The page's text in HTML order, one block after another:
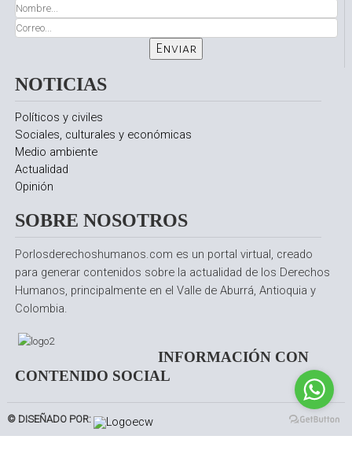
NOTICIAS
Políticos y civiles
Sociales, culturales y económicas
Medio ambiente
Actualidad
Opinión
SOBRE NOSOTROS
Porlosderechoshumanos.com es un portal virtual, creado
para generar contenidos sobre la actualidad de los Derechos
Humanos, principalmente en el Valle de Aburrá, Antioquia y
Colombia.
INFORMACIÓN CON
CONTENIDO SOCIAL
© DISEÑADO POR: